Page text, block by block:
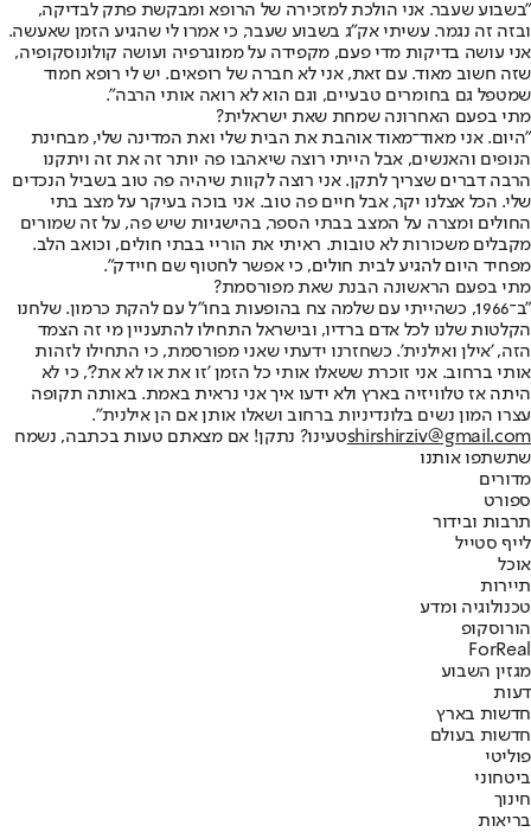
"בשבוע שעבר. אני הולכת למזכירה של הרופא ומבקשת פתק לבדיקה,
ובזה זה נגמר. עשיתי אק"ג בשבוע שעבר, כי אמרו לי שהגיע הזמן שאעשה.
אני עושה בדיקות מדי פעם, מקפידה על ממוגרפיה ועושה קולונוסקופיה,
שזה חשוב מאוד. עם זאת, אני לא חברה של רופאים. יש לי רופא חמוד
שמטפל גם בחומרים טבעיים, וגם הוא לא רואה אותי הרבה".
מתי בפעם האחרונה שמחת שאת ישראלית?
"היום. אני מאוד־מאוד אוהבת את הבית שלי ואת המדינה שלי, מבחינת
הנופים והאנשים, אבל הייתי רוצה שיאהבו פה יותר זה את זה ויתקנו
הרבה דברים שצריך לתקן. אני רוצה לקוות שיהיה פה טוב בשביל הנכדים
שלי. הכל אצלנו יקר, אבל חיים פה טוב. אני בוכה בעיקר על מצב בתי
החולים ומצרה על המצב בבתי הספר, בהישגיות שיש פה, על זה שמורים
מקבלים משכורות לא טובות. ראיתי את הוריי בבתי חולים, וכואב הלב.
מפחיד היום להגיע לבית חולים, כי אפשר לחטוף שם חיידק".
מתי בפעם הראשונה הבנת שאת מפורסמת?
"ב־1966, כשהייתי עם שלמה צח בהופעות בחו"ל עם להקת כרמון. שלחנו
הקלטות שלנו לכל אדם ברדיו, ובישראל התחילו להתעניין מי זה הצמד
הזה, 'אילן ואילנית'. כשחזרנו ידעתי שאני מפורסמת, כי התחילו לזהות
אותי ברחוב. אני זוכרת ששאלו אותי כל הזמן 'זו את או לא את?', כי לא
היתה אז טלוויזיה בארץ ולא ידעו איך אני נראית באמת. באותה תקופה
עצרו המון נשים בלונדיניות ברחוב ושאלו אותן אם הן אילנית".
shirshirziv@gmail.comטעינו? נתקן! אם מצאתם טעות בכתבה, נשמח
שתשתפו אותנו
מדורים
ספורט
תרבות ובידור
לייף סטייל
אוכל
תיירות
טכנולוגיה ומדע
הורוסקופ
ForReal
מגזין השבוע
דעות
חדשות בארץ
חדשות בעולם
פוליטי
ביטחוני
חינוך
בריאות